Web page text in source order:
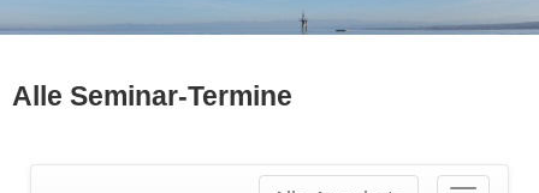
Alle Seminar-Termine